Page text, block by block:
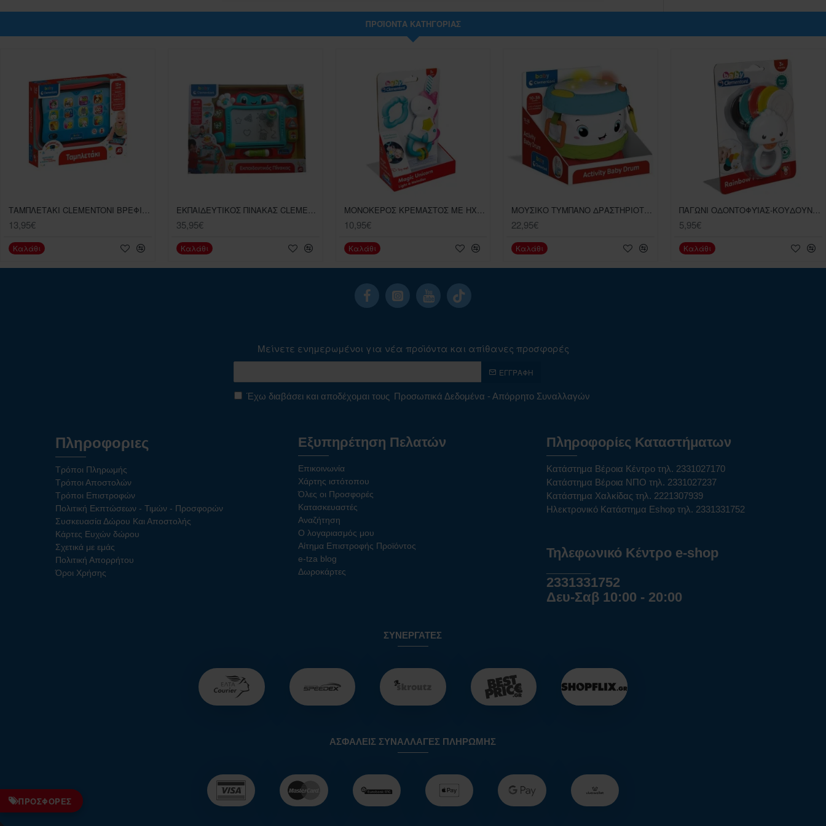
ΠΡΟΪΌΝΤΑ ΚΑΤΗΓΟΡΊΑΣ
13,95€
Καλάθι
35,95€
Καλάθι
10,95€
Καλάθι
22,95€
Καλάθι
5,95€
Καλάθι
Μείνετε ενημερωμένοι για νέα προϊόντα και απίθανες προσφορές
ΕΓΓΡΑΦΉ
Έχω διαβάσει και αποδέχομαι τους Προσωπικά Δεδομένα - Απόρρητο Συναλλαγών
Πληροφοριες
Τρόποι Πληρωμής
Τρόποι Αποστολών
Τρόποι Επιστροφών
Πολιτική Εκπτώσεων - Τιμών - Προσφορών
Συσκευασία Δώρου Και Αποστολής
Κάρτες Ευχών δώρου
Σχετικά με εμάς
Πολιτική Απορρήτου
Όροι Χρήσης
Εξυπηρέτηση Πελατών
Επικοινωνία
Χάρτης ιστότοπου
Όλες οι Προσφορές
Κατασκευαστές
Αναζήτηση
Ο λογαριασμός μου
Αίτημα Επιστροφής Προϊόντος
e-tza blog
Δωροκάρτες
Πληροφορίες Καταστήματων
Κατάστημα Βέροια Κέντρο τηλ. 2331027170
Κατάστημα Βέροια ΝΠΟ τηλ. 2331027237
Κατάστημα Χαλκίδας τηλ. 2221307939
Ηλεκτρονικό Κατάστημα Eshop τηλ. 2331331752
Τηλεφωνικό Κέντρο e-shop
2331331752
Δευ-Σαβ 10:00 - 20:00
ΣΥΝΕΡΓΆΤΕΣ
ΑΣΦΑΛΕΊΣ ΣΥΝΑΛΛΑΓΈΣ ΠΛΗΡΩΜΉΣ